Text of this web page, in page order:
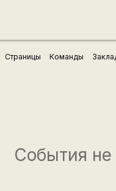
Страницы Команды
События